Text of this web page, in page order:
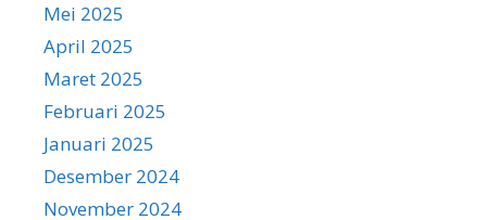
Mei 2025
April 2025
Maret 2025
Februari 2025
Januari 2025
Desember 2024
November 2024